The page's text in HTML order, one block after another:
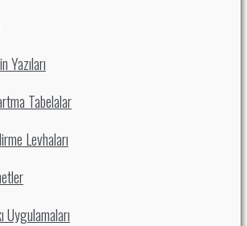
Yazıları
Tabelalar
Levhaları
Uygulamaları